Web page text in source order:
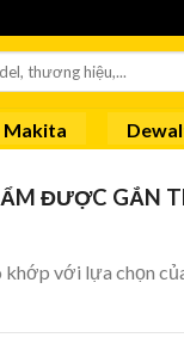
Makita
ĐƯỢC GẮN
khớp với lựa chọn